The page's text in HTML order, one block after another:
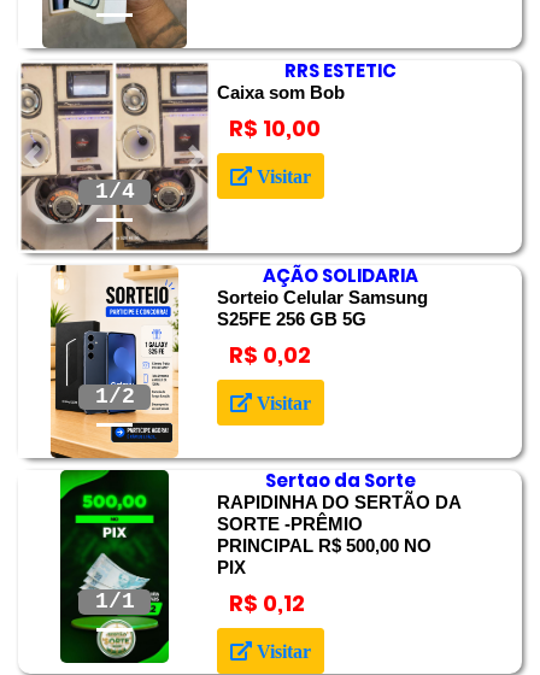
2/4
Anterior Próximo
RRS ESTETIC
Caixa som Bob
R$ 10,00
Visitar
2/2
Anterior Próximo
AÇÃO SOLIDARIA
Sorteio Celular Samsung
S25FE 256 GB 5G
R$ 0,02
Visitar
Anterior Próximo
Sertao da Sorte
RAPIDINHA DO SERTÃO DA
SORTE -PRÊMIO
PRINCIPAL R$ 500,00 NO
PIX
R$ 0,12
Visitar